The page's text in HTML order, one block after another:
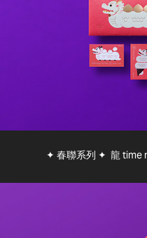
✦ 春聯系列 ✦ 龍 time